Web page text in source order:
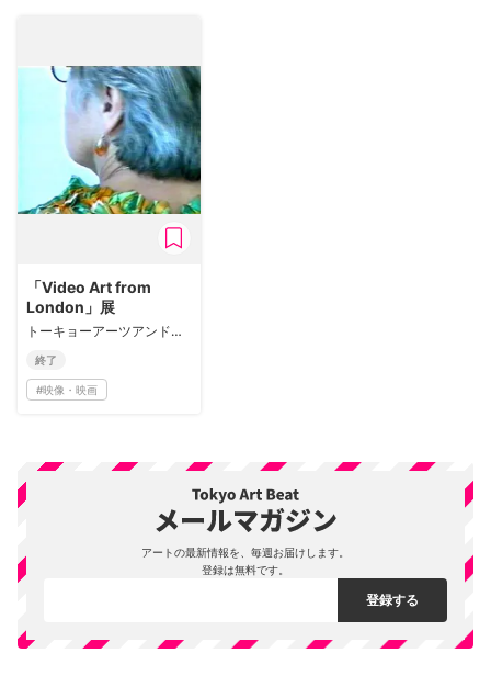
「Video Art from
London」展
トーキョーアーツアンドスペース本郷
終了
#映像・映画
アートの最新情報を、毎週お届けします。
登録は無料です。